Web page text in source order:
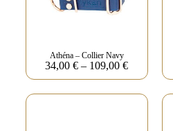
Athéna – Collier Navy
34,00€ – 109,00€